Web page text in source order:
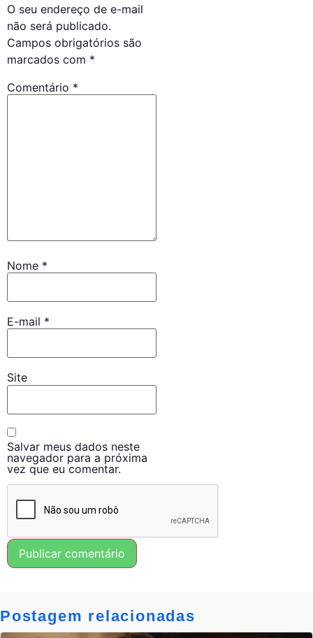
O seu endereço de e-mail
não será publicado.
Campos obrigatórios são
marcados com *
Comentário *
Nome *
E-mail *
Site
Salvar meus dados neste
navegador para a próxima
vez que eu comentar.
Postagem relacionadas